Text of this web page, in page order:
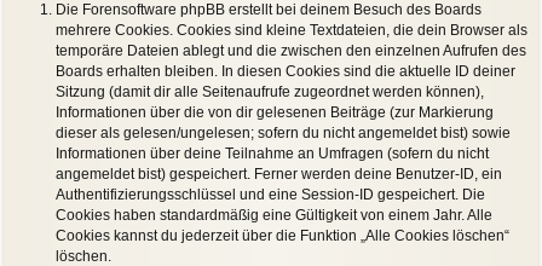
Die Forensoftware phpBB erstellt bei deinem Besuch des Boards
mehrere Cookies. Cookies sind kleine Textdateien, die dein Browser als
temporäre Dateien ablegt und die zwischen den einzelnen Aufrufen des
Boards erhalten bleiben. In diesen Cookies sind die aktuelle ID deiner
Sitzung (damit dir alle Seitenaufrufe zugeordnet werden können),
Informationen über die von dir gelesenen Beiträge (zur Markierung
dieser als gelesen/ungelesen; sofern du nicht angemeldet bist) sowie
Informationen über deine Teilnahme an Umfragen (sofern du nicht
angemeldet bist) gespeichert. Ferner werden deine Benutzer-ID, ein
Authentifizierungsschlüssel und eine Session-ID gespeichert. Die
Cookies haben standardmäßig eine Gültigkeit von einem Jahr. Alle
Cookies kannst du jederzeit über die Funktion „Alle Cookies löschen“
löschen.